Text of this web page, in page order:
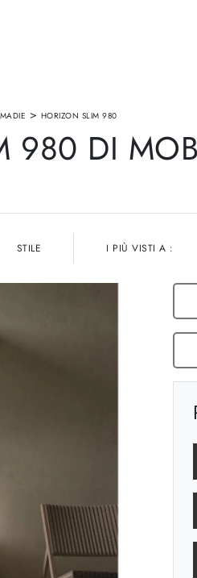
MADIE > HORIZON SLIM 980
980 DI
STILE I PIÙ VISTI A :